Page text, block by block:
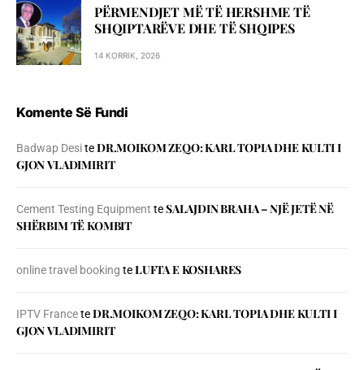
PËRMENDJET MË TË HERSHME TË
SHQIPTARËVE DHE TË SHQIPES
14 KORRIK, 2026
Komente Së Fundi
Badwap DesiteDR.MOIKOM ZEQO: KARL TOPIA DHE KULTI I
GJON VLADIMIRIT
Cement Testing Equipment teSALAJDIN BRAHA – NJЁ JETЁ NЁ
SHЁRBIM TЁ KOMBIT
online travel booking teLUFTA E KOSHARES
IPTV FranceteDR.MOIKOM ZEQO: KARL TOPIA DHE KULTI I
GJON VLADIMIRIT